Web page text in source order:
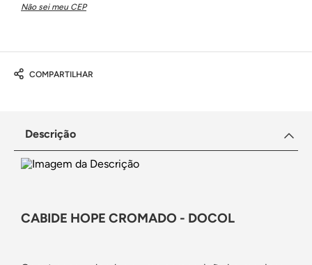
Não sei meu CEP
COMPARTILHAR
Descrição
CABIDE HOPE CROMADO - DOCOL